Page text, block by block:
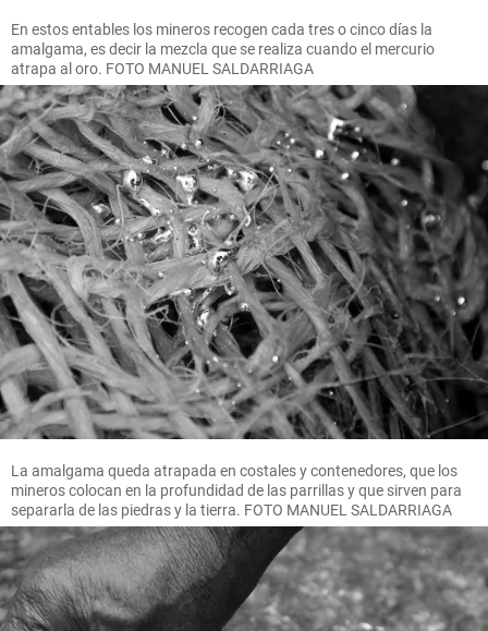
En estos entables los mineros recogen cada tres o cinco días la
amalgama, es decir la mezcla que se realiza cuando el mercurio
atrapa al oro. FOTO MANUEL SALDARRIAGA
La amalgama queda atrapada en costales y contenedores, que los
mineros colocan en la profundidad de las parrillas y que sirven para
separarla de las piedras y la tierra. FOTO MANUEL SALDARRIAGA